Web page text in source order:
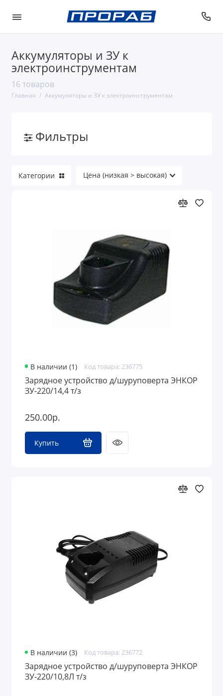
Аккумуляторы и ЗУ к
электроинструментам
16 товаров
Главная Аккумуляторы и ЗУ к электроинструментам
Фильтры
Категории
В наличии (1) Код товара: 236775
Зарядное устройство д/шуруповерта ЭНКОР
ЗУ-220/14,4 т/з
250.00р.
Купить
В наличии (3) Код товара: 236772
Зарядное устройство д/шуруповерта ЭНКОР
ЗУ-220/10,8Л т/з